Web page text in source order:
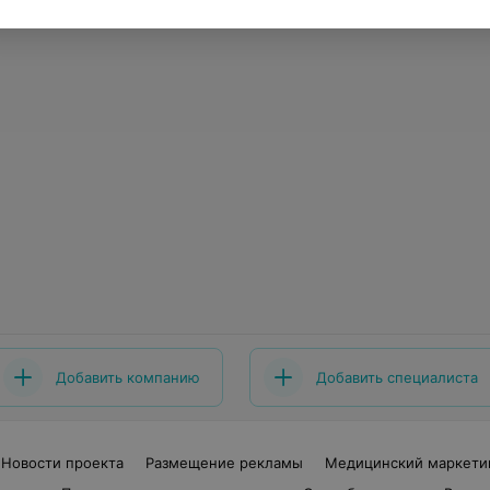
Добавить компанию Добавить специалиста
Новости проекта Размещение рекламы
Медицинский